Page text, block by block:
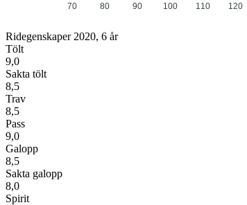
120
110
100
90
80
70
Ridegenskaper 2020, 6 år
Tölt
9,0
Sakta tölt
8,5
Trav
8,5
Pass
9,0
Galopp
8,5
Sakta galopp
8,0
Spirit